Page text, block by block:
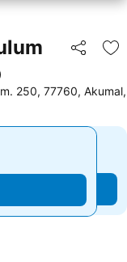
Partilhar
250, 77760, Akumal,